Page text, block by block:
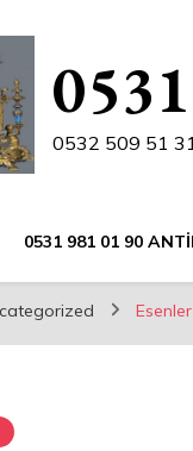
0532 509 51
0531 981 01 90